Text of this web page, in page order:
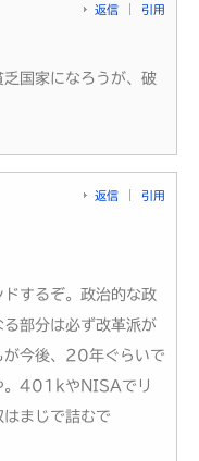
返信 引用
国家になろうが、破
返信 引用
するぞ。政治的な政
部分は必ず改革派が
が今後、20年ぐらいで
。401kやNISAでリ
まじで詰むで